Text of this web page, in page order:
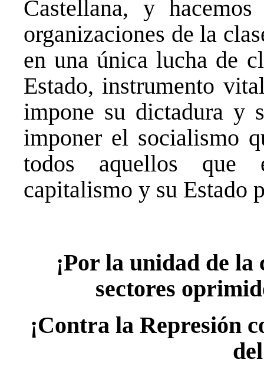
Castellana, y
organizaciones de la
en una única lucha de
Estado, instrumento
impone su dictadura y
imponer el socialismo
todos aquellos que
capitalismo y su Estado
¡Por la unidad de la
sectores
¡Contra la Represión